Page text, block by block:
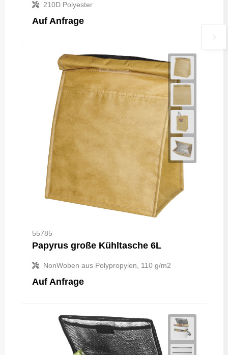
210D Polyester
Auf Anfrage
55785
Papyrus große Kühltasche 6L
NonWoben aus Polypropylen, 110 g/m2
Auf Anfrage